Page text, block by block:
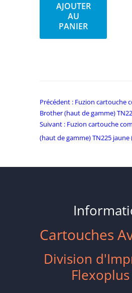
AJOUTER
AU
PANIER
Navigation
de
l’article
Précédent : Commentaire
précédent:
Fuzion cartouche
Brother (haut de gamme)
Suivant : Commentaire
suivant:
Fuzion cartouche
(haut de gamme) TN225 jaune
Cartouches
Division